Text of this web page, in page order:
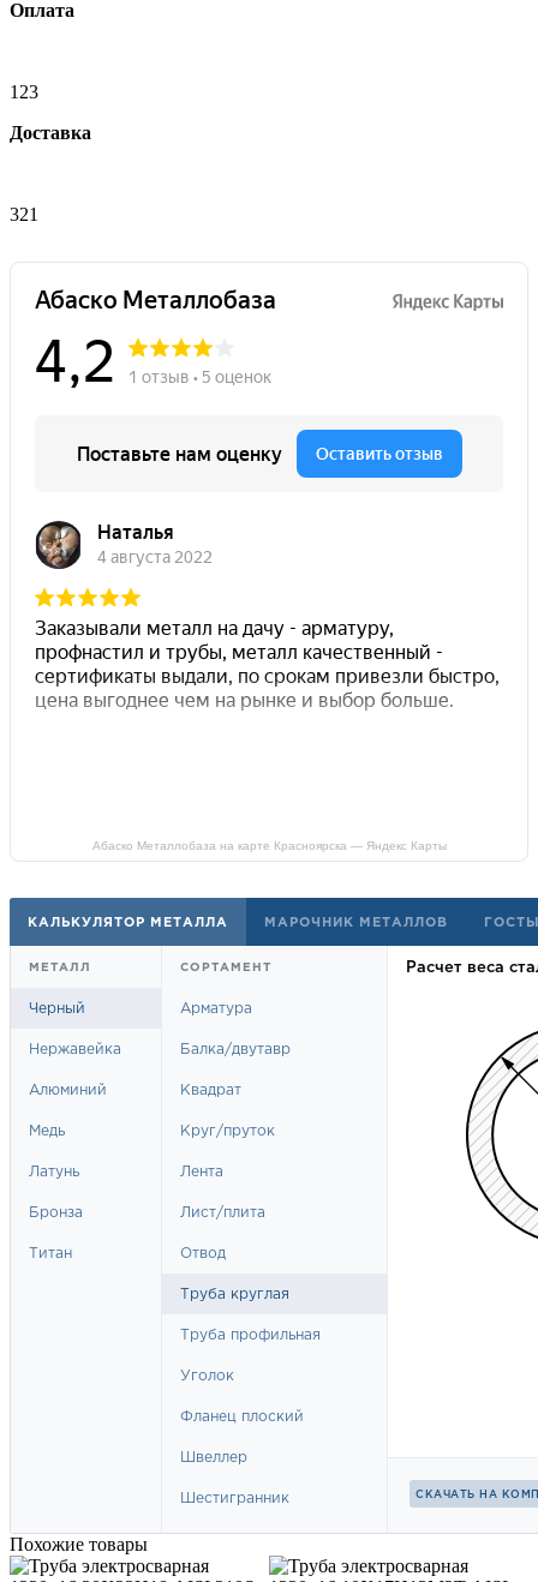
Оплата
123
Доставка
321
Абаско Металлобаза на карте Красноярска — Яндекс Карты
Похожие товары